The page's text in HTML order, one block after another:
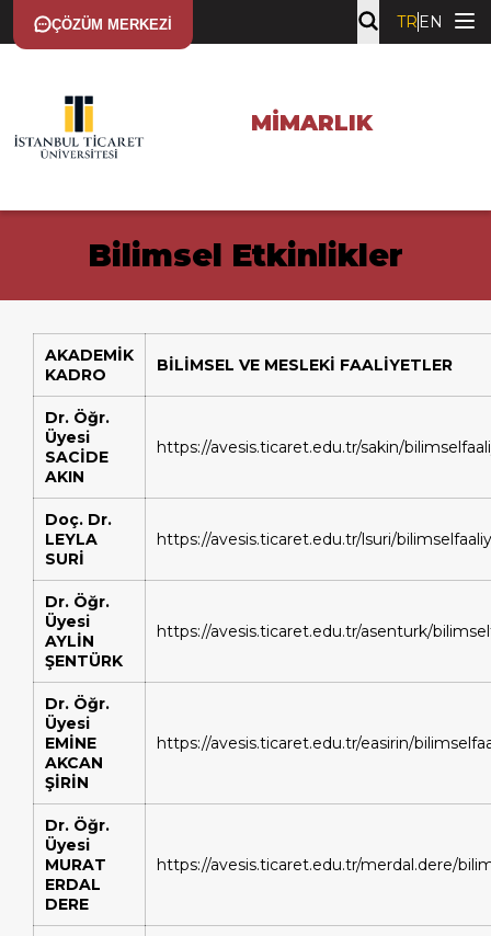
ÇÖZÜM MERKEZI TR EN
MIMARLIK
Bilimsel Etkinlikler
AKADEMİK
KADRO
BİLİMSEL VE MESLEKİ FAALİYETLER
Dr. Öğr.
Üyesi
SACİDE
AKIN
https://avesis.ticaret.edu.tr/sakin/
Doç. Dr.
LEYLA
SURİ
https://avesis.ticaret.edu.tr/lsuri/
Dr. Öğr.
Üyesi
AYLİN
ŞENTÜRK
https://avesis.ticaret.edu.tr/asenturk/
Dr. Öğr.
Üyesi
EMİNE
AKCAN
ŞİRİN
https://avesis.ticaret.edu.tr/easirin/
Dr. Öğr.
Üyesi
MURAT
ERDAL
DERE
https://avesis.ticaret.edu.tr/merdal.dere/